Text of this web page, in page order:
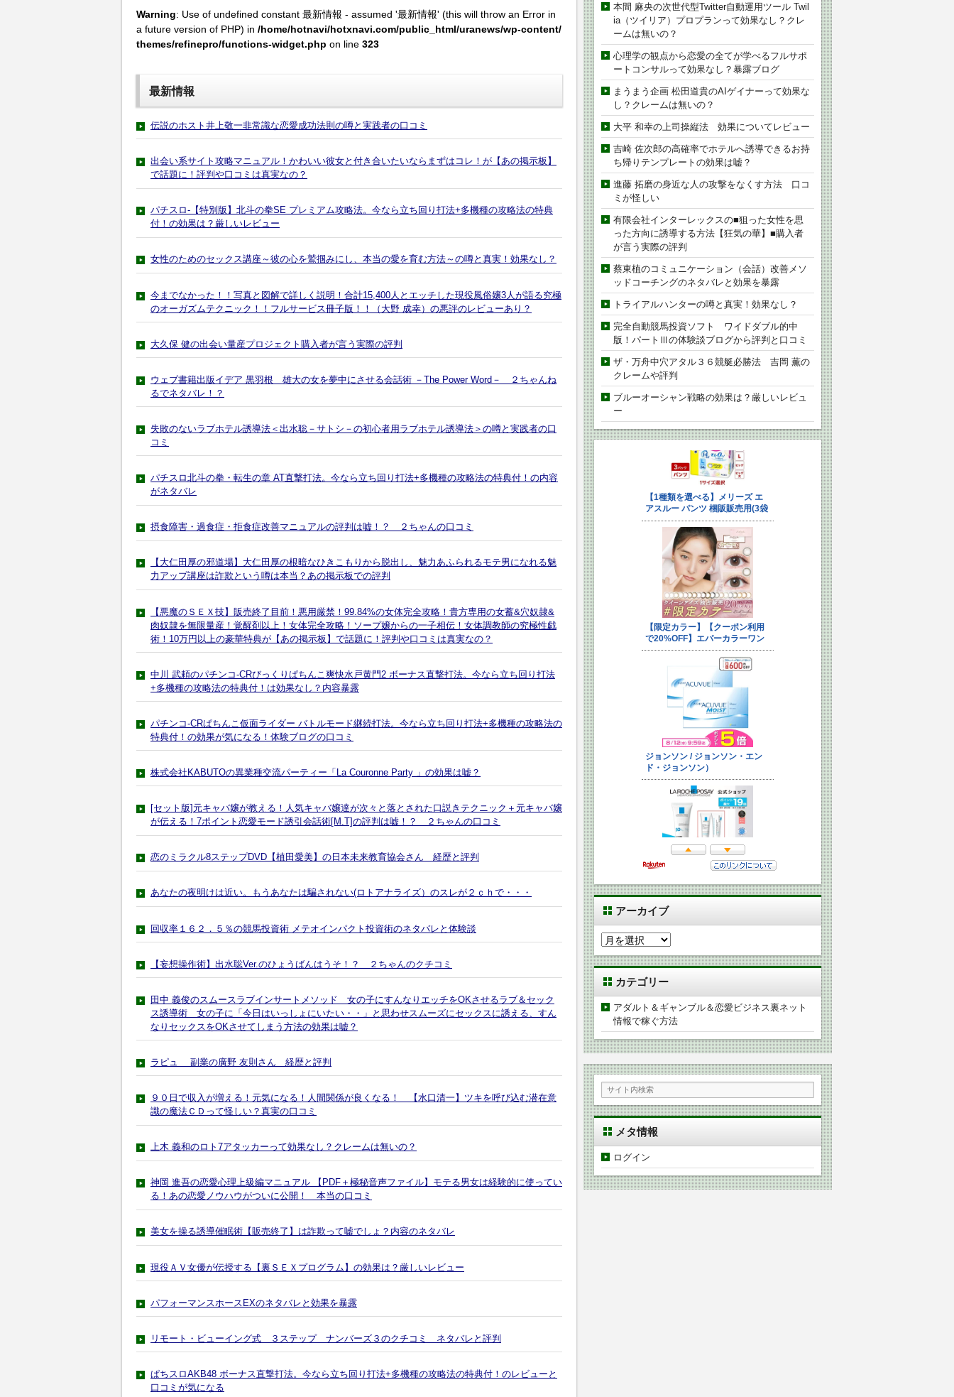
Warning: Use of undefined constant 最新情報 - assumed '最新情報' (this will throw an Error in
a future version of PHP) in /home/hotnavi/hotxnavi.com/public_html/uranews/wp-content/
themes/refinepro/functions-widget.php on line 323
最新情報
伝説のホスト井上敬一非常識な恋愛成功法則の噂と実践者の口コミ
出会い系サイト攻略マニュアル！かわいい彼女と付き合いたいならまずはコレ！が【あの掲示板】
で話題に！評判や口コミは真実なの？
パチスロ-【特別版】北斗の拳SE プレミアム攻略法。今なら立ち回り打法+多機種の攻略法の特典
付！の効果は？厳しいレビュー
女性のためのセックス講座～彼の心を鷲掴みにし、本当の愛を育む方法～の噂と真実！効果なし？
今までなかった！！写真と図解で詳しく説明！合計15,400人とエッチした現役風俗嬢3人が語る究極
のオーガズムテクニック！！フルサービス冊子版！！（大野 成幸）の悪評のレビューあり？
大久保 健の出会い量産プロジェクト購入者が言う実際の評判
ウェブ書籍出版イデア 黒羽根 雄大の女を夢中にさせる会話術 －The Power Word－ ２ちゃんね
るでネタバレ！？
失敗のないラブホテル誘導法＜出水聡－サトシ－の初心者用ラブホテル誘導法＞の噂と実践者の口
コミ
パチスロ北斗の拳・転生の章 AT直撃打法。今なら立ち回り打法+多機種の攻略法の特典付！の内容
がネタバレ
摂食障害・過食症・拒食症改善マニュアルの評判は嘘！？ ２ちゃんの口コミ
【大仁田厚の邪道場】大仁田厚の根暗なひきこもりから脱出し、魅力あふられるモテ男になれる魅
力アップ講座は詐欺という噂は本当？あの掲示板での評判
【悪魔のＳＥＸ技】販売終了目前！悪用厳禁！99.84%の女体完全攻略！貴方専用の女蓄&穴奴隷&
肉奴隷を無限量産！覚醒剤以上！女体完全攻略！ソープ嬢からの一子相伝！女体調教師の究極性戯
術！10万円以上の豪華特典が【あの掲示板】で話題に！評判や口コミは真実なの？
中川 武頼のパチンコ-CRびっくりぱちんこ爽快水戸黄門2 ボーナス直撃打法。今なら立ち回り打法
+多機種の攻略法の特典付！は効果なし？内容暴露
パチンコ-CRぱちんこ仮面ライダー バトルモード継続打法。今なら立ち回り打法+多機種の攻略法の
特典付！の効果が気になる！体験ブログの口コミ
株式会社KABUTOの異業種交流パーティー「La Couronne Party 」の効果は嘘？
[セット版]元キャバ嬢が教える！人気キャバ嬢達が次々と落とされた口説きテクニック＋元キャバ嬢
が伝える！7ポイント恋愛モード誘引会話術[M.T]の評判は嘘！？ ２ちゃんの口コミ
恋のミラクル8ステップDVD【植田愛美】の日本未来教育協会さん 経歴と評判
あなたの夜明けは近い。もうあなたは騙されない(ロトアナライズ）のスレが２ｃｈで・・・
回収率１６２．５％の競馬投資術 メテオインパクト投資術のネタバレと体験談
【妄想操作術】出水聡Ver.のひょうばんはうそ！？ ２ちゃんのクチコミ
田中 義俊のスムースラブインサートメソッド 女の子にすんなりエッチをOKさせるラブ＆セック
ス誘導術 女の子に「今日はいっしょにいたい・・」と思わせスムーズにセックスに誘える、すん
なりセックスをOKさせてしまう方法の効果は嘘？
ラピュ 副業の廣野 友則さん 経歴と評判
９０日で収入が増える！元気になる！人間関係が良くなる！ 【水口清一】ツキを呼び込む潜在意
識の魔法ＣＤって怪しい？真実の口コミ
上木 義和のロト7アタッカーって効果なし？クレームは無いの？
神岡 進吾の恋愛心理上級編マニュアル 【PDF＋極秘音声ファイル】モテる男女は経験的に使ってい
る！あの恋愛ノウハウがついに公開！ 本当の口コミ
美女を操る誘導催眠術【販売終了】は詐欺って嘘でしょ？内容のネタバレ
現役ＡＶ女優が伝授する【裏ＳＥＸプログラム】の効果は？厳しいレビュー
パフォーマンスホースEXのネタバレと効果を暴露
リモート・ビューイング式 ３ステップ ナンバーズ３のクチコミ ネタバレと評判
ぱちスロAKB48 ボーナス直撃打法。今なら立ち回り打法+多機種の攻略法の特典付！のレビューと
口コミが気になる
本間 麻央の次世代型Twitter自動運用ツール Twil
ia（ツイリア）プロプランって効果なし？クレ
ームは無いの？
心理学の観点から恋愛の全てが学べるフルサポ
ートコンサルって効果なし？暴露ブログ
まうまう企画 松田道貴のAIゲイナーって効果な
し？クレームは無いの？
大平 和幸の上司操縦法 効果についてレビュー
吉崎 佐次郎の高確率でホテルへ誘導できるお持
ち帰りテンプレートの効果は嘘？
進藤 拓磨の身近な人の攻撃をなくす方法 口コ
ミが怪しい
有限会社インターレックスの■狙った女性を思
った方向に誘導する方法【狂気の華】■購入者
が言う実際の評判
蔡東植のコミュニケーション（会話）改善メソ
ッドコーチングのネタバレと効果を暴露
トライアルハンターの噂と真実！効果なし？
完全自動競馬投資ソフト ワイドダブル的中
版！パートⅢの体験談ブログから評判と口コミ
ザ・万舟中穴アタル３６競艇必勝法 吉岡 薫の
クレームや評判
ブルーオーシャン戦略の効果は？厳しいレビュ
ー
アーカイブ
ア
ー
カ
イ
ブ
カテゴリー
アダルト＆ギャンブル＆恋愛ビジネス裏ネット
情報で稼ぐ方法
メタ情報
ログイン